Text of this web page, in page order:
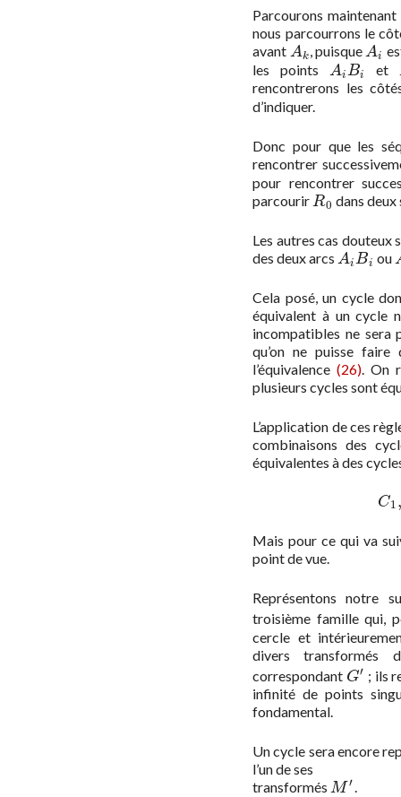
Parcourons
nous parcourrons le
avant Ak
Ak, puisqueAi
Ai
les points AiBi
AiBi et
rencontrerons les
d’indiquer.
Donc pour que les
rencontrer
pour rencontrer
parcourirR0
R0 dans deux
Les autres cas douteux
des deux arcs AiBi
AiBi ou
Cela posé, un cycle
équivalent à un cycle
incompatibles ne sera
qu’on ne puisse
l’équivalence(26). On
plusieurs cycles sont
L’application de ces
combinaisons des
équivalentes à des
C1,
Mais pour ce qui va
point de vue.
Représentons notre
troisième famille qui,
cercle et
divers transformés
correspondant G′
G′ ; ils
infinité de points
fondamental.
Un cycle sera encore
l’un de ses
transformés M ′
M′ .